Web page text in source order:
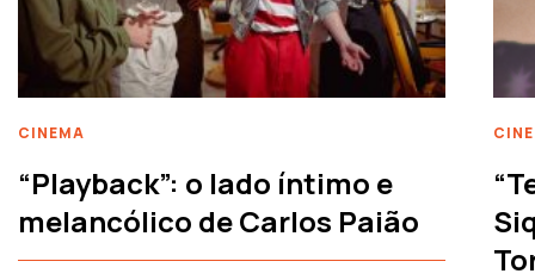
CINEMA
“Playback”: o lado íntimo e
melancólico de Carlos Paião